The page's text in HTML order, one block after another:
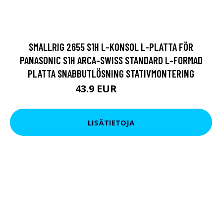
SMALLRIG 2655 S1H L-KONSOL L-PLATTA FÖR
PANASONIC S1H ARCA-SWISS STANDARD L-FORMAD
PLATTA SNABBUTLÖSNING STATIVMONTERING
43.9 EUR
LISÄTIETOJA